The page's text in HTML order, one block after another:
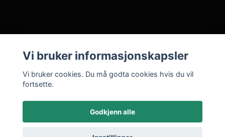
Vi bruker informasjonskapsler
Vi bruker cookies. Du må godta cookies hvis du vil
fortsette.
Godkjenn alle